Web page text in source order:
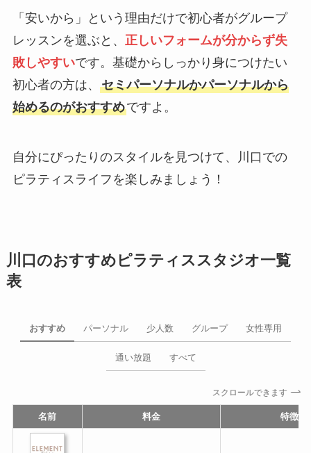
「安いから」という理由だけで初心者がグループ
レッスンを選ぶと、 正しいフォームが分からず失
敗しやすいです。基礎からしっかり身につけたい
初心者の方は、 セミパーソナルかパーソナルから
始めるのがおすすめですよ。
自分にぴったりのスタイルを見つけて、川口での
ピラティスライフを楽しみましょう！
川口のおすすめピラティススタジオ一覧
表
おすすめ パーソナル 少人数 グループ 女性専用
通い放題 すべて
スクロールできます
名前 料金 特徴